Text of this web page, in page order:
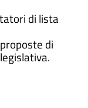
di lista
di